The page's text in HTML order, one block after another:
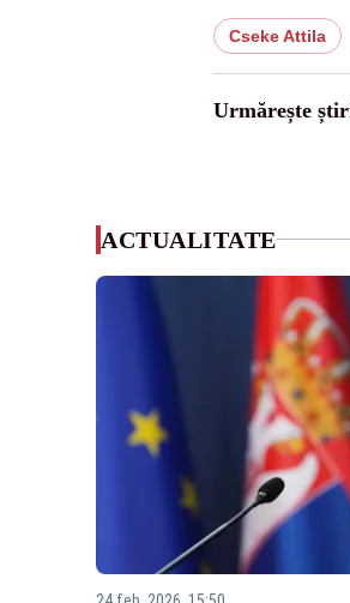
Cseke Attila
Urmărește
ACTUALITATE